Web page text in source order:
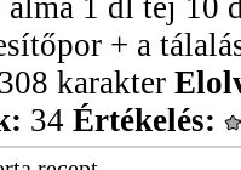
1 dl tej 10
+ a
308 karakter
34 Értékelés: